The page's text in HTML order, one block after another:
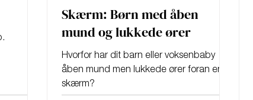
Skærm: Børn med åben
mund og lukkede ører
Hvorfor har dit barn eller voksenbaby
åben mund men lukkede ører foran en
skærm?